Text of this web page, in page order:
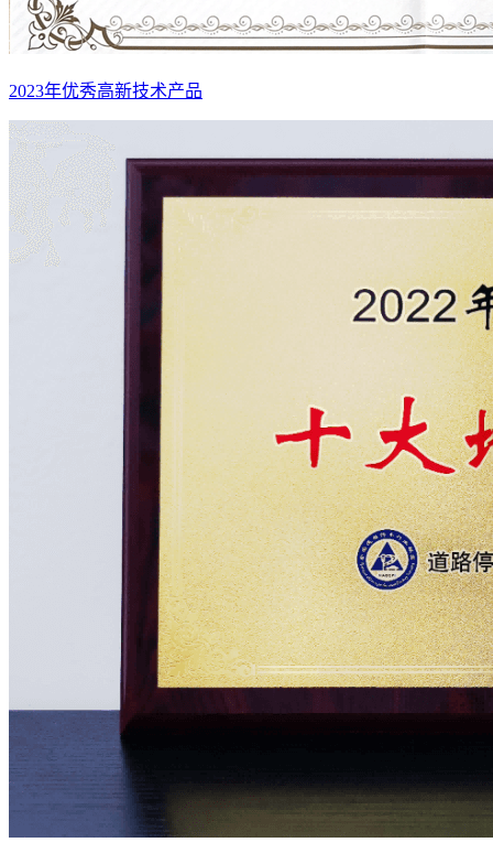
2023年优秀高新技术产品